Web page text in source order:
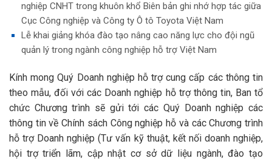
nghiệp CNHT trong khuôn khổ Biên bản ghi nhớ hợp tác giữa
Cục Công nghiệp và Công ty Ô tô Toyota Việt Nam
Lễ khai giảng khóa đào tạo nâng cao năng lực cho đội ngũ
quản lý trong ngành công nghiệp hỗ trợ Việt Nam
Kính mong Quý Doanh nghiệp hỗ trợ cung cấp các thông tin
theo mẫu, đối với các Doanh nghiệp hỗ trợ thông tin, Ban tổ
chức Chương trình sẽ gửi tới các Quý Doanh nghiệp các
thông tin về Chính sách Công nghiệp hỗ và các Chương trình
hỗ trợ Doanh nghiệp (Tư vấn kỹ thuật, kết nối doanh nghiệp,
hội trợ triển lãm, cập nhật cơ sở dữ liệu ngành, đào tạo